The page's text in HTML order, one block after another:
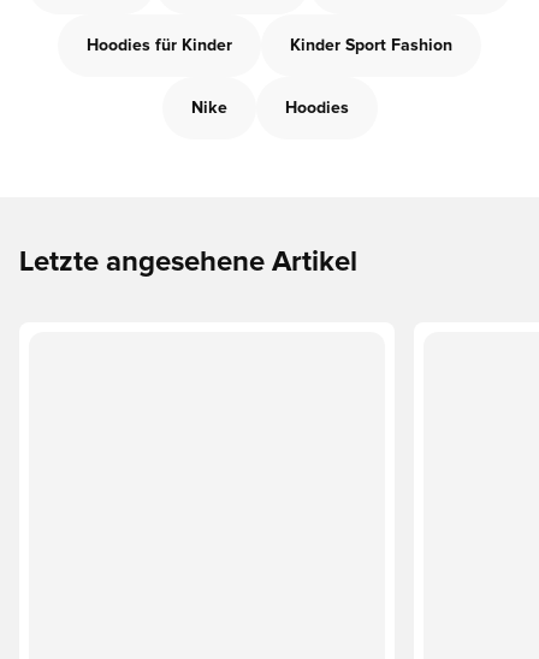
Hoodies für Kinder Kinder Sport Fashion
Nike Hoodies
Letzte angesehene Artikel